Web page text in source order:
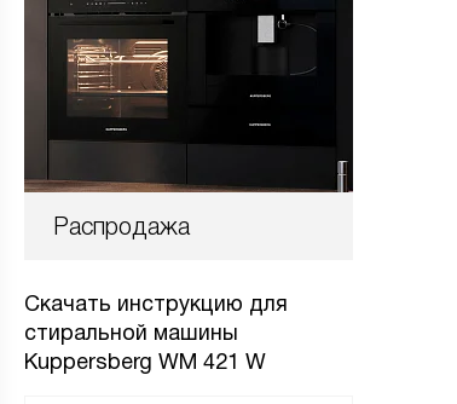
Распродажа
Скачать инструкцию для
стиральной машины
Kuppersberg WM 421 W